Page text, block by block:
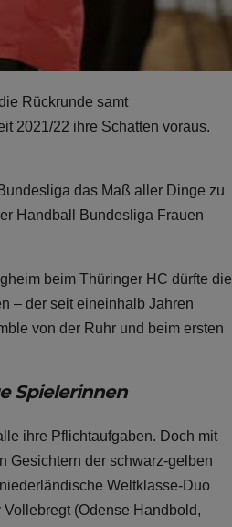
Rückrunde samt
2021/22 ihre Schatten voraus.
das Maß aller Dinge zu
Handball Bundesliga Frauen
beim Thüringer HC dürfte die
– der seit eineinhalb Jahren
von der Ruhr und beim ersten
Spielerinnen
ihre Pflichtaufgaben. Doch mit
Gesichtern der schwarz-gelben
Weltklasse-Duo
(Odense Handbold,